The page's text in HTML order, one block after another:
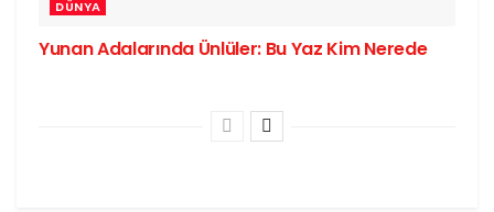
DÜNYA
Yunan Adalarında Ünlüler: Bu Yaz Kim Nerede